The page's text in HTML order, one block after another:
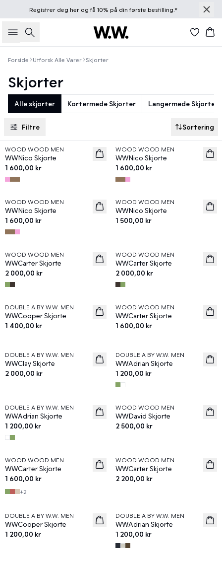
Registrer deg herog få 10% på din første bestilling.*
Søk
Forside Utforsk Alle Varer Skjorter
Skjorter
Alle skjorter Kortermede Skjorter Langermede Skjorter
Filtre Sortering
News
WOOD WOOD MEN
WWNico Skjorte
1 600,00 kr
News
WOOD WOOD MEN
WWNico Skjorte
1 600,00 kr
News
WOOD WOOD MEN
WWNico Skjorte
1 600,00 kr
News
WOOD WOOD MEN
WWNico Skjorte
1 500,00 kr
News
WOOD WOOD MEN
WWCarter Skjorte
2 000,00 kr
News
WOOD WOOD MEN
WWCarter Skjorte
2 000,00 kr
News
DOUBLE A BY W.W. MEN
WWCooper Skjorte
1 400,00 kr
News
WOOD WOOD MEN
WWCarter Skjorte
1 600,00 kr
News
DOUBLE A BY W.W. MEN
WWClay Skjorte
2 000,00 kr
News
DOUBLE A BY W.W. MEN
WWAdrian Skjorte
1 200,00 kr
News
DOUBLE A BY W.W. MEN
WWAdrian Skjorte
1 200,00 kr
News
WOOD WOOD MEN
WWDavid Skjorte
2 500,00 kr
News
WOOD WOOD MEN
WWCarter Skjorte
1 600,00 kr
+2
News
WOOD WOOD MEN
WWCarter Skjorte
2 200,00 kr
News
DOUBLE A BY W.W. MEN
WWCooper Skjorte
1 200,00 kr
News
DOUBLE A BY W.W. MEN
WWAdrian Skjorte
1 200,00 kr